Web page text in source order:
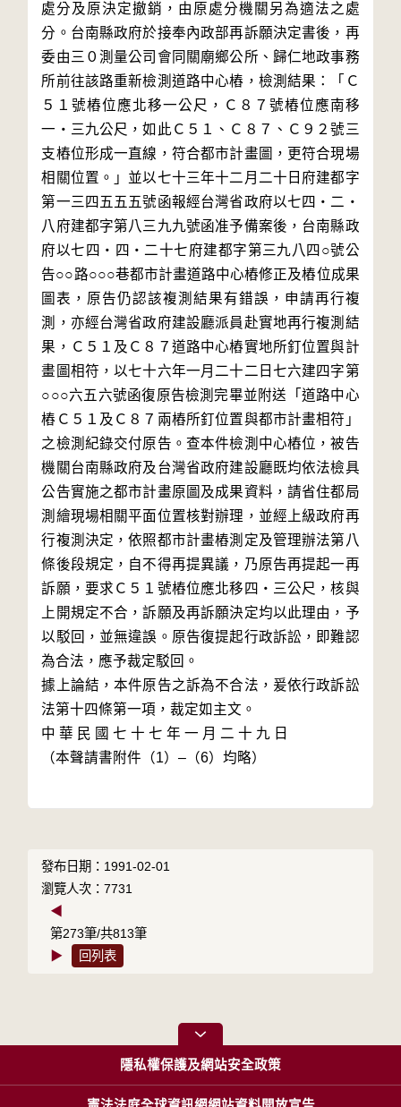
處分及原決定撤銷，由原處分機關另為適法之處
分。台南縣政府於接奉內政部再訴願決定書後，再
委由三０測量公司會同關廟鄉公所、歸仁地政事務
所前往該路重新檢測道路中心樁，檢測結果：「Ｃ
５１號樁位應北移一公尺，Ｃ８７號樁位應南移
一‧三九公尺，如此Ｃ５１、Ｃ８７、Ｃ９２號三
支樁位形成一直線，符合都市計畫圖，更符合現場
相關位置。」並以七十三年十二月二十日府建都字
第一三四五五五號函報經台灣省政府以七四‧二‧
八府建都字第八三九九號函准予備案後，台南縣政
府以七四‧四‧二十七府建都字第三九八四○號公
告○○路○○○巷都市計畫道路中心樁修正及樁位成果
圖表，原告仍認該複測結果有錯誤，申請再行複
測，亦經台灣省政府建設廳派員赴實地再行複測結
果，Ｃ５１及Ｃ８７道路中心樁實地所釘位置與計
畫圖相符，以七十六年一月二十二日七六建四字第
○○○六五六號函復原告檢測完畢並附送「道路中心
樁Ｃ５１及Ｃ８７兩樁所釘位置與都市計畫相符」
之檢測紀錄交付原告。查本件檢測中心樁位，被告
機關台南縣政府及台灣省政府建設廳既均依法檢具
公告實施之都市計畫原圖及成果資料，請省住都局
測繪現場相關平面位置核對辦理，並經上級政府再
行複測決定，依照都市計畫樁測定及管理辦法第八
條後段規定，自不得再提異議，乃原告再提起一再
訴願，要求Ｃ５１號樁位應北移四‧三公尺，核與
上開規定不合，訴願及再訴願決定均以此理由，予
以駁回，並無違誤。原告復提起行政訴訟，即難認
為合法，應予裁定駁回。
據上論結，本件原告之訴為不合法，爰依行政訴訟
法第十四條第一項，裁定如主文。
中 華 民 國 七 十 七 年 一 月 二 十 九 日
（本聲請書附件（1）–（6）均略）
發布日期：1991-02-01
瀏覽人次：7731
◀
第273筆/共813筆
▶
回列表
隱私權保護及網站安全政策